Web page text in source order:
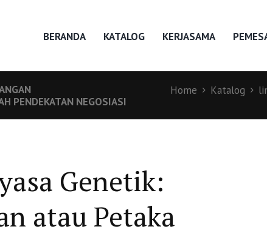
BERANDA KATALOG KERJASAMA
PENDEKATAN NEGOSIASI
Home Katalog
Genetik:
atau Petaka